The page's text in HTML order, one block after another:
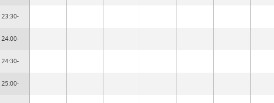
23:30-
24:00-
24:30-
25:00-